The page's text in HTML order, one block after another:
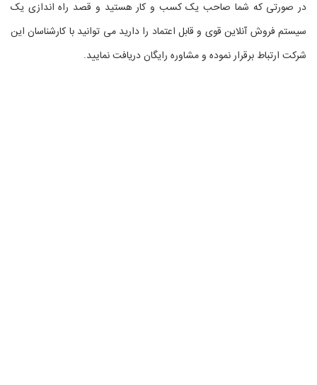
در صورتی که شما صاحب یک کسب و کار هستید و قصد راه اندازی یک
سیستم فروش آنلاین قوی و قابل اعتماد را دارید می توانید با کارشناسان این
شرکت ارتباط برقرار نموده و مشاوره رایگان دریافت نمایید.